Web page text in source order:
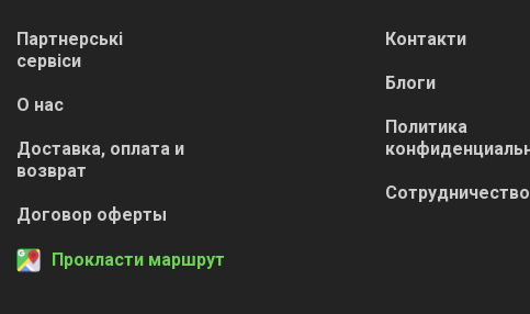
Партнерські
сервіси
О нас
Доставка, оплата и
возврат
Договор оферты
Контакти
Блоги
Политика
Сотрудничество
Прокласти маршрут